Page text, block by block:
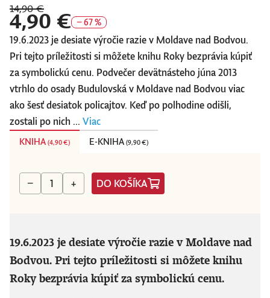
14,90 €
4,90 € − 67 %
19.6.2023 je desiate výročie razie v Moldave nad Bodvou.
Pri tejto príležitosti si môžete knihu Roky bezprávia kúpiť
za symbolickú cenu. Podvečer devätnásteho júna 2013
vtrhlo do osady Budulovská v Moldave nad Bodvou viac
ako šesť desiatok policajtov. Keď po polhodine odišli,
zostali po nich ... Viac
KNIHA (4,90 €) E-KNIHA (9,90 €)
− + DO KOŠÍKA
19.6.2023 je desiate výročie razie v Moldave nad
Bodvou. Pri tejto príležitosti si môžete knihu
Roky bezprávia kúpiť za symbolickú cenu.